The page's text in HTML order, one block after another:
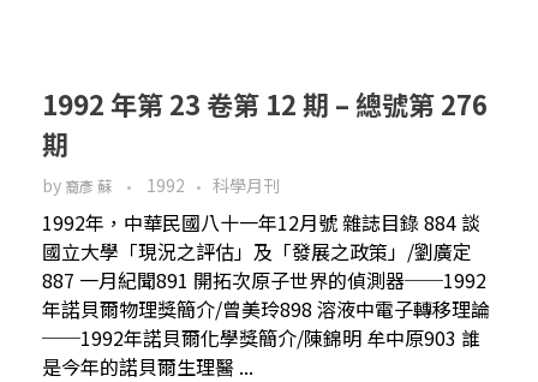
1992 年第 23 卷第 12 期 – 總號第 276
期
by 裔彥 蘇 1992 科學月刊
1992年，中華民國八十一年12月號 雜誌目錄 884 談
國立大學「現況之評估」及「發展之政策」/劉廣定
887 一月紀聞891 開拓次原子世界的偵測器──1992
年諾貝爾物理獎簡介/曾美玲898 溶液中電子轉移理論
──1992年諾貝爾化學獎簡介/陳錦明 牟中原903 誰
是今年的諾貝爾生理醫 ...